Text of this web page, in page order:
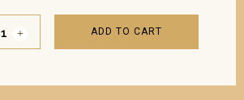
ADD TO CART